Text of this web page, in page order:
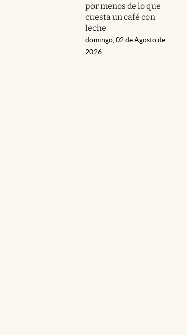
por menos de lo que
cuesta un café con
leche
domingo, 02 de Agosto de
2026